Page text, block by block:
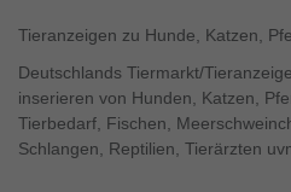
Tieranzeigen zu Hunde, Katzen,
Deutschlands Tiermarkt/
inserieren von Hunden, Katzen,
Tierbedarf, Fischen,
Schlangen, Reptilien, Tierärzten